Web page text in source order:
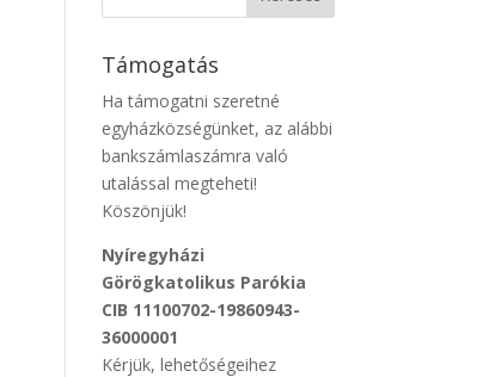
Támogatás
Ha támogatni szeretné
egyházközségünket, az alábbi
bankszámlaszámra való
utalással megteheti!
Köszönjük!
Nyíregyházi
Görögkatolikus Parókia
CIB 11100702-19860943-
36000001
Kérjük, lehetőségeihez